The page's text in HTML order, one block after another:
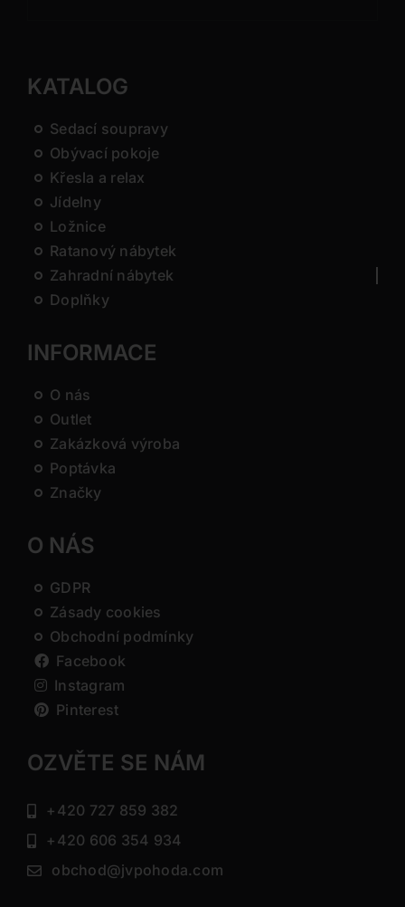
KATALOG
Sedací soupravy
Obývací pokoje
Křesla a relax
Jídelny
Ložnice
Ratanový nábytek
Zahradní nábytek
Doplňky
INFORMACE
O nás
Outlet
Zakázková výroba
Poptávka
Značky
O NÁS
GDPR
Zásady cookies
Obchodní podmínky
Facebook
Instagram
Pinterest
OZVĚTE SE NÁM
+420 727 859 382
+420 606 354 934
obchod@jvpohoda.com